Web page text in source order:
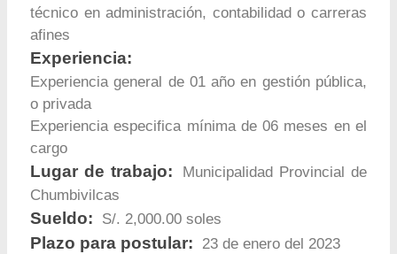
técnico en administración, contabilidad o carreras
afines
Experiencia:
Experiencia general de 01 año en gestión pública,
o privada
Experiencia especifica mínima de 06 meses en el
cargo
Lugar de trabajo:
Municipalidad Provincial de
Chumbivilcas
Sueldo: S/. 2,000.00 soles
Plazo para postular: 23 de enero del 2023